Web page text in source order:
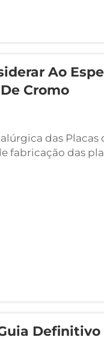
Ao
Cromo
das Placas
fabricação das
são
que ge...